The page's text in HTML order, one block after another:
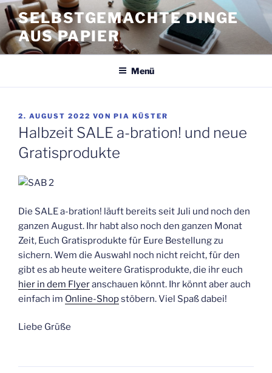
Zum
Inhalt
springen
SELBSTGEMACHTE DINGE
AUS PAPIER
Menü
VERÖFFENTLICHT
AM
2. AUGUST 2022 VON PIA KÜSTER
Halbzeit SALE a-bration! und neue
Gratisprodukte
Die SALE a-bration! läuft bereits seit Juli und noch den
ganzen August. Ihr habt also noch den ganzen Monat
Zeit, Euch Gratisprodukte für Eure Bestellung zu
sichern. Wem die Auswahl noch nicht reicht, für den
gibt es ab heute weitere Gratisprodukte, die ihr euch
hier in dem Flyeranschauen könnt. Ihr könnt aber auch
einfach im Online-Shopstöbern. Viel Spaß dabei!
Liebe Grüße